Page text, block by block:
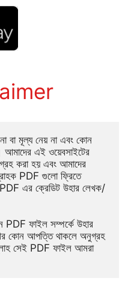
বা মূল্য নেয় না এবং কোন
আমাদের এই ওয়েবসাইটের
করা হয় এবং আমাদের
PDF গুলো ফ্রিতে
এর ক্রেডিট উহার লেখক/
কোন আপত্তি থাকলে অনুগ্রহ
সেই PDF ফাইল আমরা